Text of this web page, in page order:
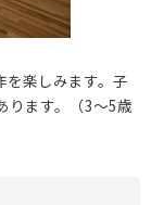
を楽しみます。子
ります。（3～5歳